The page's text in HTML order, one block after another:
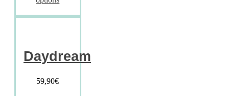
Daydream
59,90€